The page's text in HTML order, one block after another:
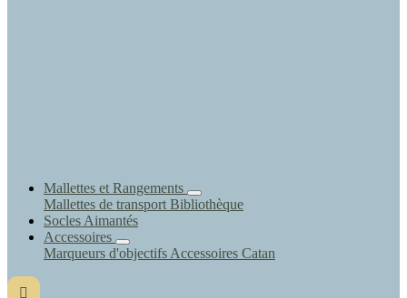
Mallettes et Rangements
Mallettes de transport Bibliothèque
Socles Aimantés
Accessoires
Marqueurs d'objectifs Accessoires Catan
